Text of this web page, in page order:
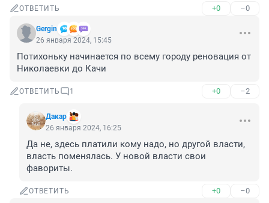
ОТВЕТИТЬ +0 –0
Gergin
26 января 2024, 15:45
Потихоньку начинается по всему городу реновация от
Николаевки до Качи
ОТВЕТИТЬ 1 +0 –2
Дакар
26 января 2024, 16:25
Да не, здесь платили кому надо, но другой власти,
власть поменялась. У новой власти свои
фавориты.
ОТВЕТИТЬ +0 –0